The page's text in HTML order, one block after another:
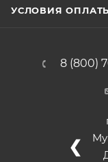
УСЛОВИЯ
8 (800)
❮